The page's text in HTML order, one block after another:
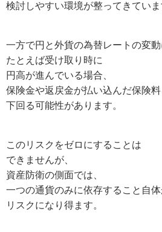
検討しやすい環境が整ってきていま
一方で円と外貨の為替レートの変動
たとえば受け取り時に
円高が進んでいる場合、
保険金や返戻金が払い込んだ保険料
下回る可能性があります。
このリスクをゼロにすることは
できませんが、
資産防衛の側面では、
一つの通貨のみに依存すること自
リスクになり得ます。